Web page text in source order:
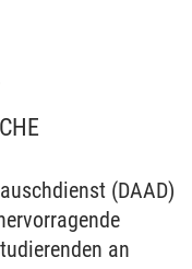
(DAAD)
an